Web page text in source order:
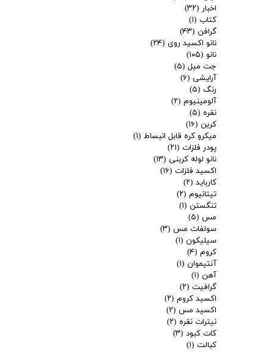
اخبار (۳۲)
کتاب (۱)
گرافن (۴۳)
نانو اکسید روی (۲۴)
نانو (۱۰۵)
جت میل (۵)
آرایشی (۶)
رنگ (۵)
آلومینیوم (۲)
نقره (۵)
کربن (۱۶)
میکرو کره قابل انبساط (۱)
پودر فلزات (۲۱)
نانو لوله کربنی (۱۳)
اکسید فلزات (۱۶)
کارباید (۲)
تیتانیوم (۲)
تنگستن (۱)
مس (۵)
سولفات مس (۳)
سیلیکون (۱)
کروم (۴)
آنتیموان (۱)
آهن (۱)
گرافیت (۲)
اکسید کروم (۲)
اکسید مس (۲)
نیترات نقره (۲)
کات کبود (۳)
کبالت (۱)